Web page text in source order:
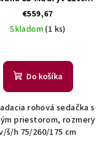
pravá
€559,67
Skladom(1 ks)
Do košíka
rohová sedačka s
priestorom, rozmery
š/h 75/260/175 cm